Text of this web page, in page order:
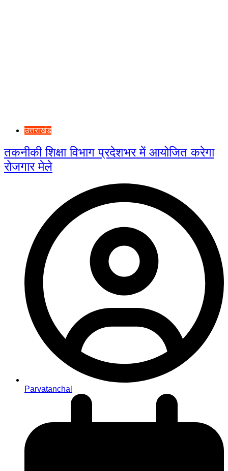
उत्तराखंड
तकनीकी शिक्षा विभाग प्रदेशभर में आयोजित करेगा
रोजगार मेले
Parvatanchal